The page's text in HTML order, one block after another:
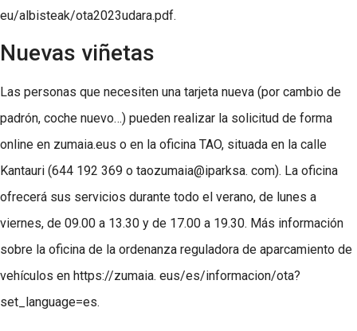
eu/albisteak/ota2023udara.pdf.
Nuevas viñetas
Las personas que necesiten una tarjeta nueva (por cambio de
padrón, coche nuevo…) pueden realizar la solicitud de forma
online en zumaia.eus o en la oficina TAO, situada en la calle
Kantauri (644 192 369 o taozumaia@iparksa. com). La oficina
ofrecerá sus servicios durante todo el verano, de lunes a
viernes, de 09.00 a 13.30 y de 17.00 a 19.30. Más información
sobre la oficina de la ordenanza reguladora de aparcamiento de
vehículos en https://zumaia. eus/es/informacion/ota?
set_language=es.